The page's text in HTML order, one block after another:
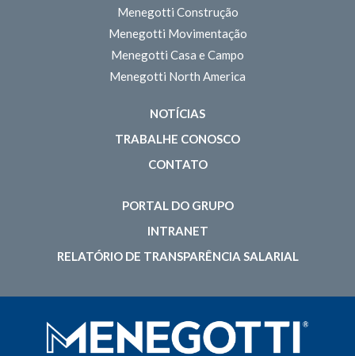
Menegotti Construção
Menegotti Movimentação
Menegotti Casa e Campo
Menegotti North America
NOTÍCIAS
TRABALHE CONOSCO
CONTATO
PORTAL DO GRUPO
INTRANET
RELATÓRIO DE TRANSPARÊNCIA SALARIAL